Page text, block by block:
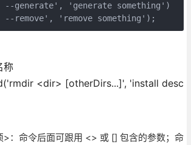
--generate', 'generate something')
--remove', 'remove something');
称
<dir> [otherDirs...]', 'install desc
>：命令后面可跟用 <> 或 [] 包含的参数；命